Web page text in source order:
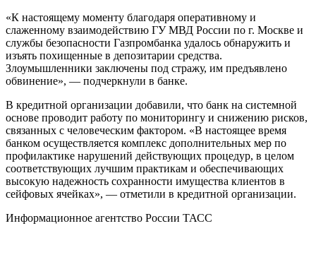
«К настоящему моменту благодаря оперативному и
слаженному взаимодействию ГУ МВД России по г. Москве и
службы безопасности Газпромбанка удалось обнаружить и
изъять похищенные в депозитарии средства.
Злоумышленники заключены под стражу, им предъявлено
обвинение», — подчеркнули в банке.
В кредитной организации добавили, что банк на системной
основе проводит работу по мониторингу и снижению рисков,
связанных с человеческим фактором. «В настоящее время
банком осуществляется комплекс дополнительных мер по
профилактике нарушений действующих процедур, в целом
соответствующих лучшим практикам и обеспечивающих
высокую надежность сохранности имущества клиентов в
сейфовых ячейках», — отметили в кредитной организации.
Информационное агентство России ТАСС